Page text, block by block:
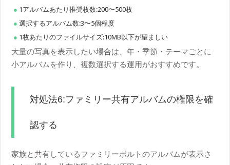
1アルバムあたり推奨枚数:200〜500枚
選択するアルバム数:3〜5個程度
1枚あたりのファイルサイズ:10MB以下が望ましい
大量の写真を表示したい場合は、年・季節・テーマごとに
小アルバムを作り、複数選択する運用がおすすめです。
対処法6:ファミリー共有アルバムの権限を確
認する
家族と共有しているファミリーボルトのアルバムが表示さ